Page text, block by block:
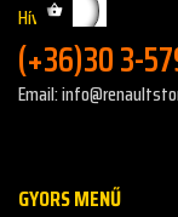
Hívj minket!:
(+36)30 3-
Email:
GYORS MENŰ